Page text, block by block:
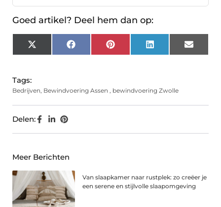
Goed artikel? Deel hem dan op:
X
(Twitter)
FacebookPinterest LinkedIn Email
Tags:
Bedrijven, Bewindvoering Assen , bewindvoering Zwolle
Delen:
Meer Berichten
Van slaapkamer naar rustplek: zo creëer je
een serene en stijlvolle slaapomgeving